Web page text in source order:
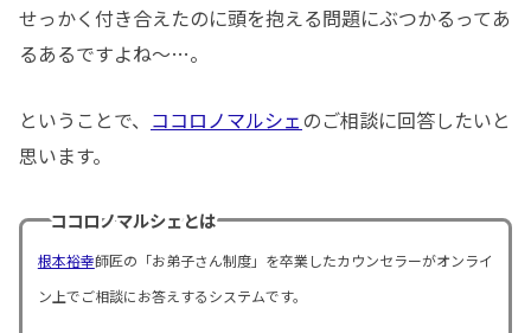
せっかく付き合えたのに頭を抱える問題にぶつかるってあ
るあるですよね～…。
ということで、 ココロノマルシェ のご相談に回答したいと
思います。
ココロノマルシェとは
根本裕幸師匠の「お弟子さん制度」を卒業したカウンセラーがオンライ
ン上でご相談にお答えするシステムです。